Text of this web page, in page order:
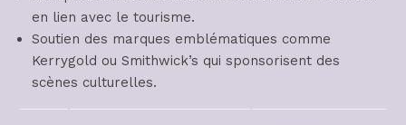
en lien avec le tourisme.
Soutien des marques emblématiques comme
Kerrygold ou Smithwick’s qui sponsorisent des
scènes culturelles.